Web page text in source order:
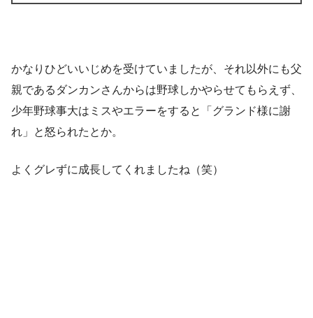
かなりひどいいじめを受けていましたが、それ以外にも父
親であるダンカンさんからは野球しかやらせてもらえず、
少年野球事大はミスやエラーをすると「 グランド様に謝
れ 」と怒られたとか。
よくグレずに成長してくれましたね（笑）